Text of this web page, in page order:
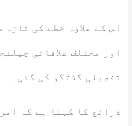
اس کے علاوہ خطے کی
اور مختلف علاقائی
تفصیلی گفتگو کی گئی ۔
ذرائع کا کہنا ہے کہ